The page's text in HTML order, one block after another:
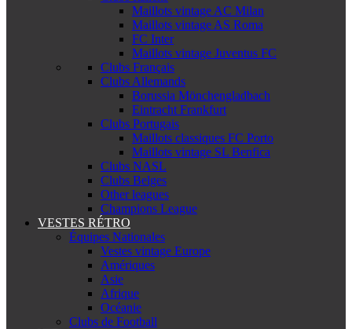
Maillots vintage AC Milan
Maillots vintage AS Roma
FC Inter
Maillots vintage Juventus FC
Clubs Français
Clubs Allemands
Borussia Mönchengladbach
Eintracht Frankfurt
Clubs Portugais
Maillots classiques FC Porto
Maillots vintage SL Benfica
Clubs NASL
Clubs Belges
Other leagues
Champions League
VESTES RÉTRO
Équipes Nationales
Vestes vintage Europe
Amériques
Asie
Afrique
Océanie
Clubs de Football